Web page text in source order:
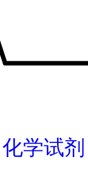
化学试剂